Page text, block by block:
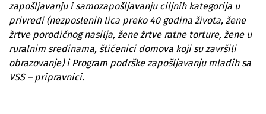
zapošljavanju i samozapošljavanju ciljnih kategorija u
privredi (nezposlenih lica preko 40 godina života, žene
žrtve porodičnog nasilja, žene žrtve ratne torture, žene u
ruralnim sredinama, štićenici domova koji su završili
obrazovanje) i Program podrške zapošljavanju mladih sa
VSS – pripravnici.